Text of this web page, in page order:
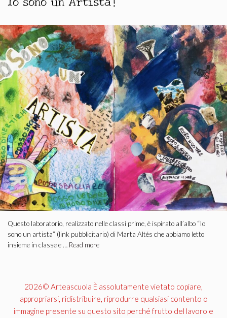
Questo laboratorio, realizzato nelle classi prime, è ispirato all’albo “Io
sono un artista” (link pubblicitario) di Marta Altés che abbiamo letto
insieme in classe e … Read more
2026© Arteascuola È assolutamente vietato copiare,
appropriarsi, ridistribuire, riprodurre qualsiasi contento o
immagine presente su questo sito perché frutto del lavoro e